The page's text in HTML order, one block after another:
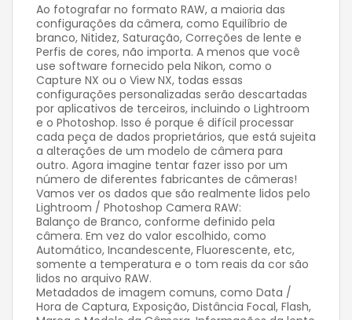
Ao fotografar no formato RAW, a maioria das
configurações da câmera, como Equilíbrio de
branco, Nitidez, Saturação, Correções de lente e
Perfis de cores, não importa. A menos que você
use software fornecido pela Nikon, como o
Capture NX ou o View NX, todas essas
configurações personalizadas serão descartadas
por aplicativos de terceiros, incluindo o Lightroom
e o Photoshop. Isso é porque é difícil processar
cada peça de dados proprietários, que está sujeita
a alterações de um modelo de câmera para
outro. Agora imagine tentar fazer isso por um
número de diferentes fabricantes de câmeras!
Vamos ver os dados que são realmente lidos pelo
Lightroom / Photoshop Camera RAW:
Balanço de Branco, conforme definido pela
câmera. Em vez do valor escolhido, como
Automático, Incandescente, Fluorescente, etc,
somente a temperatura e o tom reais da cor são
lidos no arquivo RAW.
Metadados de imagem comuns, como Data /
Hora de Captura, Exposição, Distância Focal, Flash,